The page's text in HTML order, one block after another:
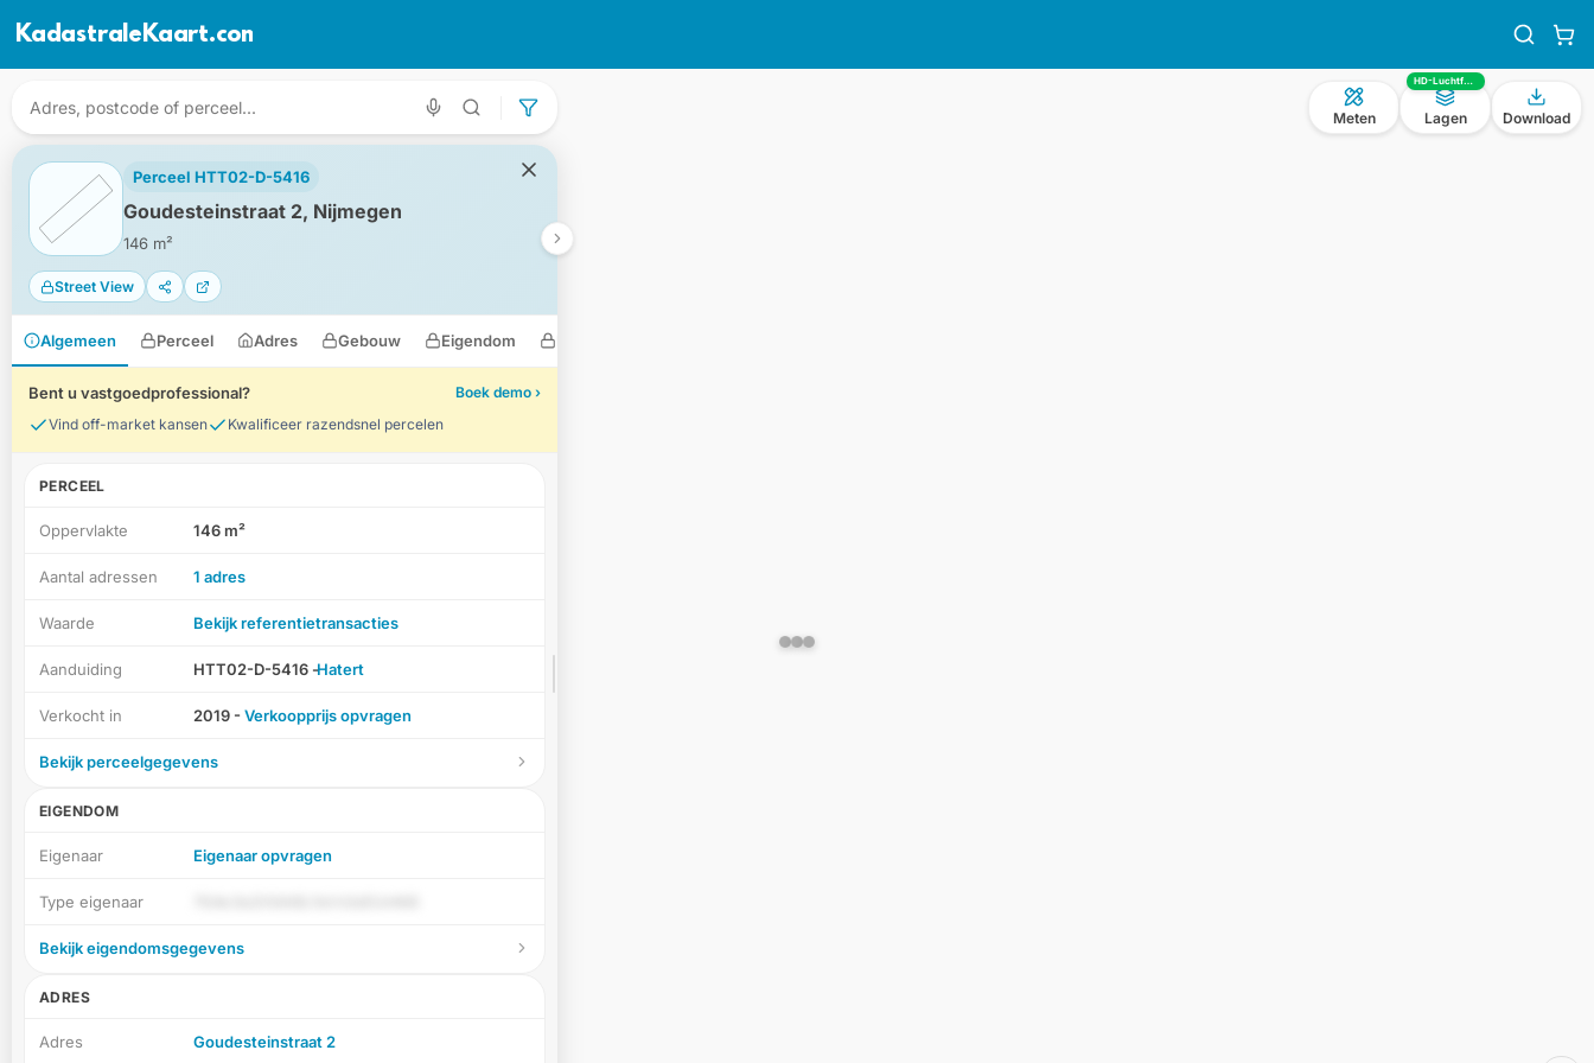
KadastraleKaart.com
Perceel HTT02-D-5416
Goudesteinstraat 2, Nijmegen
146 m²
Street View
Algemeen Perceel Adres Gebouw Eigendom
Bent u vastgoedprofessional?
Boek demo ›
Vind off-market kansen
Kwalificeer razendsnel percelen
PERCEEL
Oppervlakte 146 m²
Aantal adressen 1 adres
Waarde Bekijk referentietransacties
Aanduiding HTT02-D-5416 -Hatert
Verkocht in 2019 - Verkoopprijs opvragen
Bekijk perceelgegevens
EIGENDOM
Eigenaar Eigenaar opvragen
Type eigenaar
Bekijk eigendomsgegevens
ADRES
Adres Goudesteinstraat 2
Meten
HD-Luchtfoto
Lagen Download